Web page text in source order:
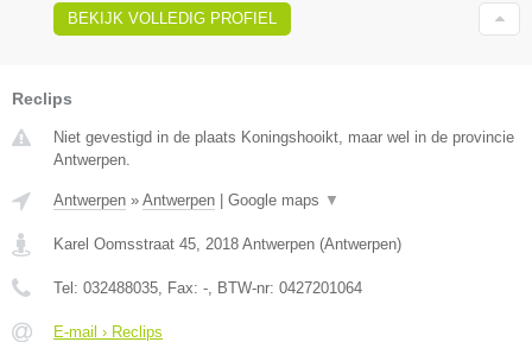
BEKIJK VOLLEDIG PROFIEL
Reclips
Niet gevestigd in de plaats Koningshooikt, maar wel in de provincie
Antwerpen.
Antwerpen » Antwerpen Google maps ▼
Karel Oomsstraat 45, 2018 Antwerpen (Antwerpen)
Tel: 032488035, Fax: -, BTW-nr: 0427201064
E-mail › Reclips